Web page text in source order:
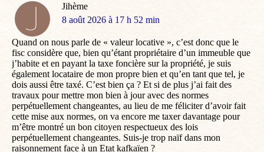
Jihème
dit
8 août 2026 à 17 h 52 min
Quand on nous parle de « valeur locative », c’est donc que le
fisc considère que, bien qu’étant propriétaire d’un immeuble que
j’habite et en payant la taxe foncière sur la propriété, je suis
également locataire de mon propre bien et qu’en tant que tel, je
dois aussi être taxé. C’est bien ça ? Et si de plus j’ai fait des
travaux pour mettre mon bien à jour avec des normes
perpétuellement changeantes, au lieu de me féliciter d’avoir fait
cette mise aux normes, on va encore me taxer davantage pour
m’être montré un bon citoyen respectueux des lois
perpétuellement changeantes. Suis-je trop naïf dans mon
raisonnement face à un Etat kafkaïen ?